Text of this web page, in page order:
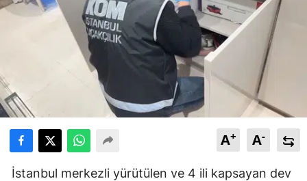
A+ A-
İstanbul merkezli yürütülen ve 4 ili kapsayan dev